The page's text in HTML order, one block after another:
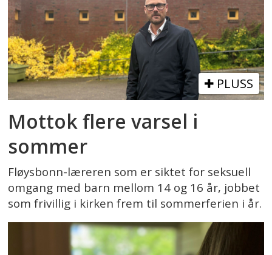
PLUSS
Mottok flere varsel i
sommer
Fløysbonn-læreren som er siktet for seksuell
omgang med barn mellom 14 og 16 år, jobbet
som frivillig i kirken frem til sommerferien i år.